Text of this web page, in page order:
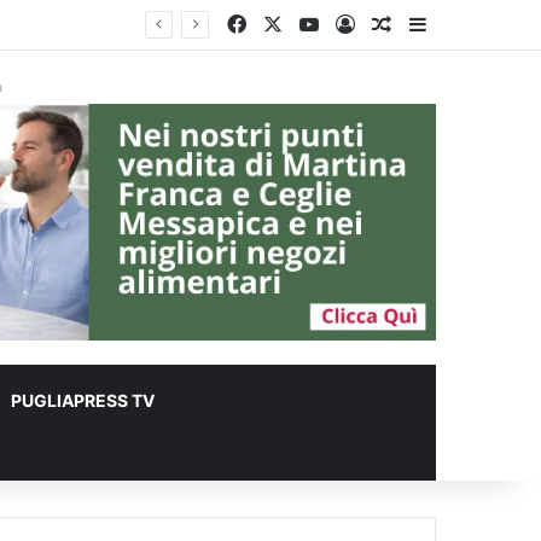
FacebookYou TubeAccediUn articolo a
PUGLIAPRESS TV